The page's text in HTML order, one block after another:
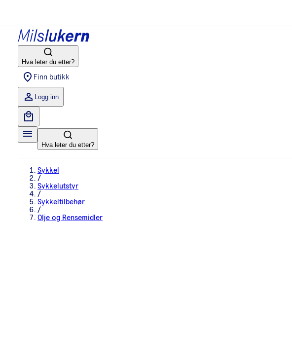
Hva leter du etter?
Finn butikk
Logg inn
Hva leter du etter?
Sykkel
/
Sykkelutstyr
/
Sykkeltilbehør
/
Olje og Rensemidler